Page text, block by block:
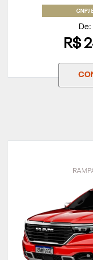
CNPJ
R$